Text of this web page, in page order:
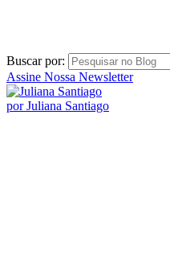
Buscar por:
Assine Nossa Newsletter
por Juliana Santiago